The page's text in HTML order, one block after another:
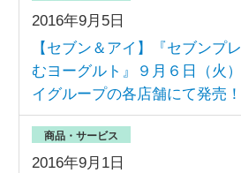
2016年9月5日
【セブン＆アイ】『セブンプ
むヨーグルト』９月６日（火
イグループの各店舗にて発売！
2016年9月1日
商品・サービス